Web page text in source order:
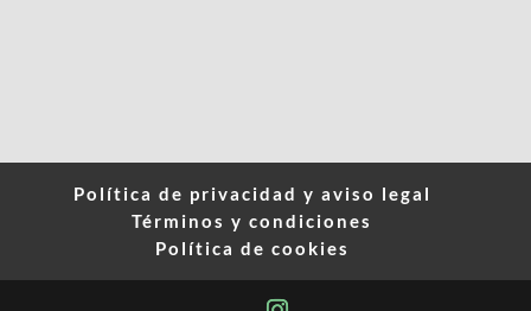
Política de privacidad y aviso legal
Términos y condiciones
Política de cookies